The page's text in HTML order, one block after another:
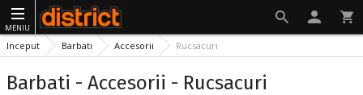
MENIU
Inceput Barbati Accesorii Rucsacuri
Barbati - Accesorii - Rucsacuri